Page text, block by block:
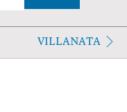
VILLANATA